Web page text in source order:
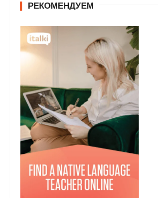
РЕКОМЕНДУЕМ